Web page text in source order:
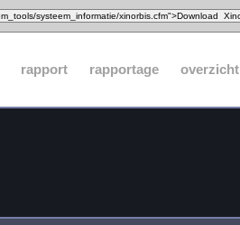
rapport rapportage overzicht